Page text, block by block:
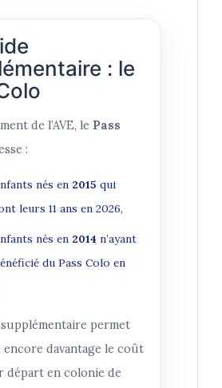
: le
de l’AVE, le Pass
:
nés en 2015 qui
leurs 11 ans en 2026,
nés en 2014 n’ayant
du Pass Colo en
permet
davantage le coût
départ en colonie de